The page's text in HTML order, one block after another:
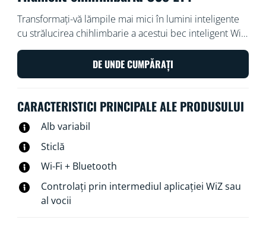
Transformați-vă lămpile mai mici în lumini inteligente
cu strălucirea chihlimbarie a acestui bec inteligent WiZ
tip lumânare, alb și reglabil, cu filament în stil vintage și
cu soclu E14. Utilizați aplicația WiZ sau vocea pentru a
diminua și crește intensitatea luminoasă sau utilizați
DE UNDE CUMPĂRAȚI
CARACTERISTICI PRINCIPALE ALE PRODUSULUI
Alb variabil
Sticlă
Wi-Fi + Bluetooth
Controlați prin intermediul aplicației WiZ sau
al vocii